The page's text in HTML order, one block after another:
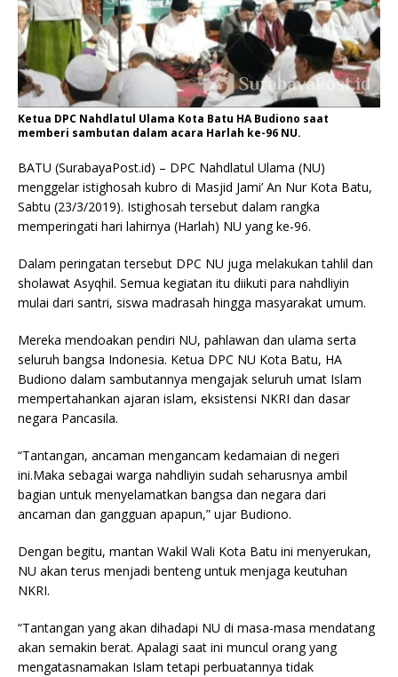
Ketua DPC Nahdlatul Ulama Kota Batu HA Budiono saat
memberi sambutan dalam acara Harlah ke-96 NU.
BATU (SurabayaPost.id) – DPC Nahdlatul Ulama (NU)
menggelar istighosah kubro di Masjid Jami’ An Nur Kota Batu,
Sabtu (23/3/2019). Istighosah tersebut dalam rangka
memperingati hari lahirnya (Harlah) NU yang ke-96.
Dalam peringatan tersebut DPC NU juga melakukan tahlil dan
sholawat Asyqhil. Semua kegiatan itu diikuti para nahdliyin
mulai dari santri, siswa madrasah hingga masyarakat umum.
Mereka mendoakan pendiri NU, pahlawan dan ulama serta
seluruh bangsa Indonesia. Ketua DPC NU Kota Batu, HA
Budiono dalam sambutannya mengajak seluruh umat Islam
mempertahankan ajaran islam, eksistensi NKRI dan dasar
negara Pancasila.
“Tantangan, ancaman mengancam kedamaian di negeri
ini.Maka sebagai warga nahdliyin sudah seharusnya ambil
bagian untuk menyelamatkan bangsa dan negara dari
ancaman dan gangguan apapun,” ujar Budiono.
Dengan begitu, mantan Wakil Wali Kota Batu ini menyerukan,
NU akan terus menjadi benteng untuk menjaga keutuhan
NKRI.
“Tantangan yang akan dihadapi NU di masa-masa mendatang
akan semakin berat. Apalagi saat ini muncul orang yang
mengatasnamakan Islam tetapi perbuatannya tidak